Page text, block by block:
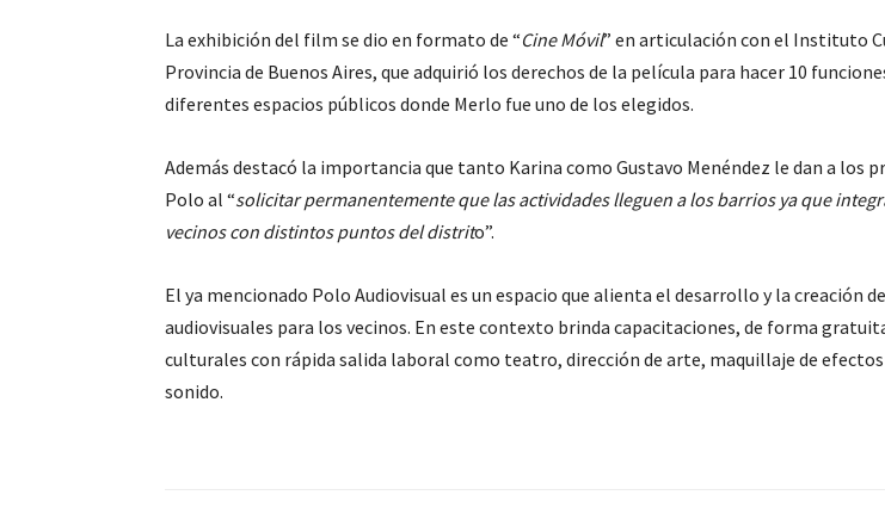
La exhibición del film se dio en formato de “Cine Móvil” en articulación con el Instituto
Provincia de Buenos Aires, que adquirió los derechos de la película para hacer 10
diferentes espacios públicos donde Merlo fue uno de los elegidos.
Además destacó la importancia que tanto Karina como Gustavo Menéndez le dan a los
Polo al “solicitar permanentemente que las actividades lleguen a los barrios ya que
vecinos con distintos puntos del distrito”.
El ya mencionado Polo Audiovisual es un espacio que alienta el desarrollo y la creación
audiovisuales para los vecinos. En este contexto brinda capacitaciones, de forma
culturales con rápida salida laboral como teatro, dirección de arte, maquillaje de efectos
sonido.